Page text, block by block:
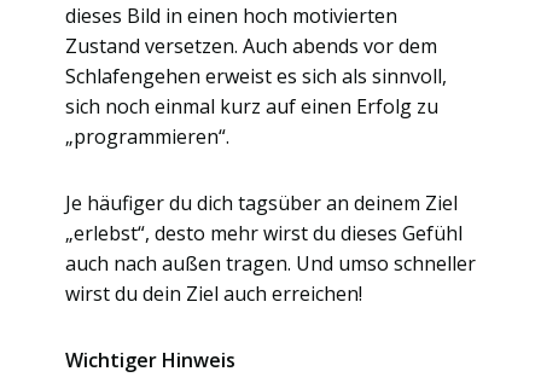
dieses Bild in einen hoch motivierten
Zustand versetzen. Auch abends vor dem
Schlafengehen erweist es sich als sinnvoll,
sich noch einmal kurz auf einen Erfolg zu
„programmieren“.
Je häufiger du dich tagsüber an deinem Ziel
„erlebst“, desto mehr wirst du dieses Gefühl
auch nach außen tragen. Und umso schneller
wirst du dein Ziel auch erreichen!
Wichtiger Hinweis